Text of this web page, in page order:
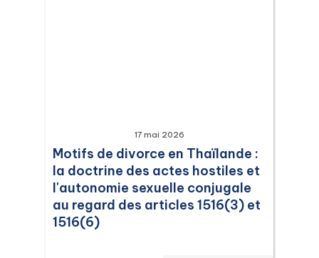
17 mai 2026
Motifs de divorce en Thaïlande :
la doctrine des actes hostiles et
l'autonomie sexuelle conjugale
au regard des articles 1516(3) et
1516(6)